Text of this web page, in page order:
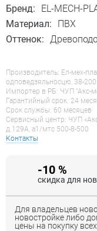
Бренд:
EL-MECH-
Материал:
ПВХ
Оттенок:
Производитель: Ел-мех-
одповедзяльносцю, 38-
Импортер в РБ: ЧУП "Акс-
Гарантийный срок: 24
Срок службы: 60 месяцев
Сервисный центр: ЧУП
д.129А, a1/мтс 500-8-500
Контакты
-10 %
скидка для
Для владельцев
новостройке либо
цены на покупку